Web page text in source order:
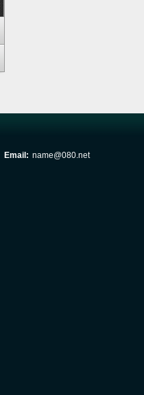
Email: name@080.net